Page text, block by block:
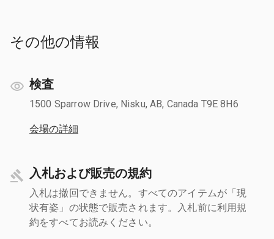
その他の情報
検査
1500 Sparrow Drive, Nisku, AB, Canada T9E 8H6
会場の詳細
入札および販売の規約
入札は撤回できません。すべてのアイテムが「現
状有姿」の状態で販売されます。入札前に利用規
約をすべてお読みください。